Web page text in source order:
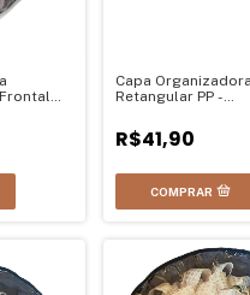
Capa Organizadora
Retangular PP -
R$41,90